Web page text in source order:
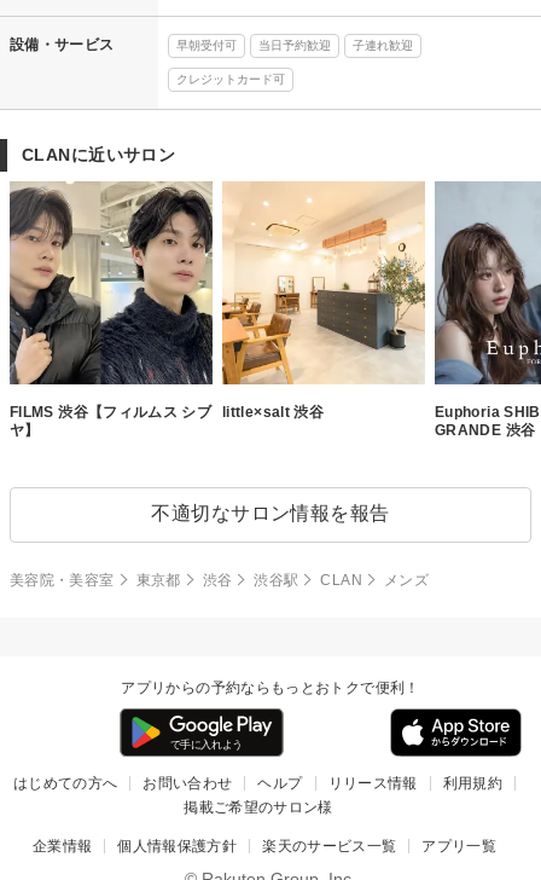
設備・サービス 早朝受付可 当日予約歓迎 子連れ歓迎
クレジットカード可
CLANに近いサロン
FILMS 渋谷【フィルムス シブ
ヤ】
little×salt 渋谷
Euphoria
GRANDE 渋谷
不適切なサロン情報を報告
美容院・美容室 東京都 渋谷 渋谷駅 CLAN メンズ
アプリからの予約ならもっとおトクで便利！
はじめての方へ お問い合わせ ヘルプ リリース情報
利用規約
掲載ご希望のサロン様
企業情報 個人情報保護方針 楽天のサービス一覧 アプリ一覧